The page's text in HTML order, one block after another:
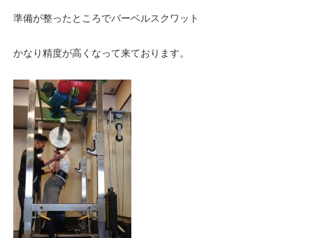
準備が整ったところでバーベルスクワット
かなり精度が高くなって来ております。